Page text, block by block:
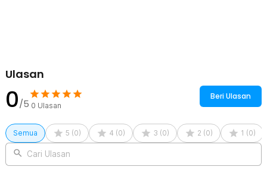
Ulasan
0/5 0 Ulasan
Beri Ulasan
Semua 5 (0) 4 (0) 3 (0) 2 (0) 1 (0)
Cari Ulasan